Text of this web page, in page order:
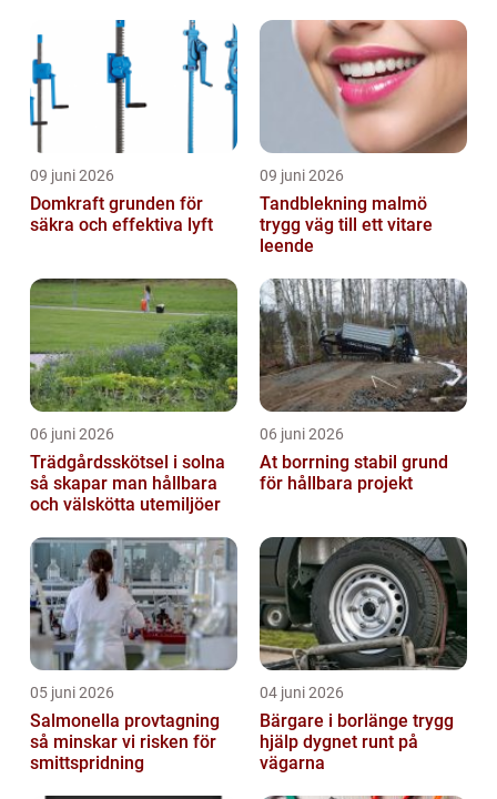
09 juni 2026
Domkraft grunden för
säkra och effektiva lyft
09 juni 2026
Tandblekning malmö
trygg väg till ett vitare
leende
06 juni 2026
Trädgårdsskötsel i solna
så skapar man hållbara
och välskötta utemiljöer
06 juni 2026
At borrning stabil grund
för hållbara projekt
05 juni 2026
Salmonella provtagning
så minskar vi risken för
smittspridning
04 juni 2026
Bärgare i borlänge trygg
hjälp dygnet runt på
vägarna